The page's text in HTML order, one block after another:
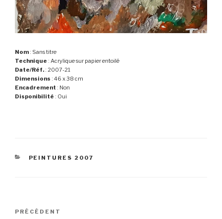
Nom : Sans titre
Technique : Acrylique sur papier entoilé
Date/Réf. : 2007-21
Dimensions : 46 x 38 cm
Encadrement : Non
Disponibilité : Oui
CATÉGORIES
PEINTURES 2007
Navigation
Article
PRÉCÉDENT